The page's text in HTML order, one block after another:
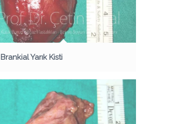
Brankial Yarık Kisti